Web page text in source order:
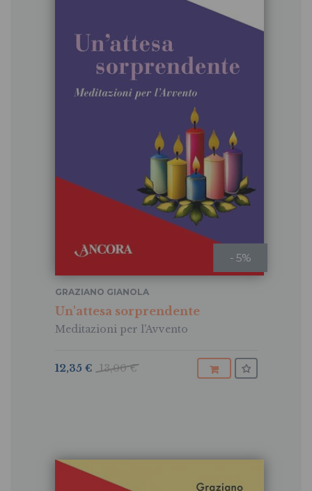
- 5%
Un'attesa sorprendente
Meditazioni per l'Avvento
GRAZIANO GIANOLA
13,00 €
12,35 €